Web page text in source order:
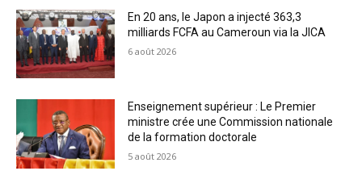
En 20 ans, le Japon a injecté 363,3
milliards FCFA au Cameroun via la JICA
6 août 2026
Enseignement supérieur : Le Premier
ministre crée une Commission nationale
de la formation doctorale
5 août 2026